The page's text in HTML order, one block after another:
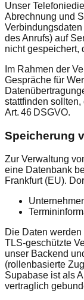
Unser
Abrechnung und
des Anrufs) auf
nicht gespeichert,
Im Rahmen der
Gespräche für
stattfinden
Art. 46 DSGVO.
Speicherung
Zur Verwaltung
eine Datenbank
Frankfurt (EU).
Die Daten
TLS-geschützte
unser Backend
(rollenbasierte
Supabase ist als
vertraglich